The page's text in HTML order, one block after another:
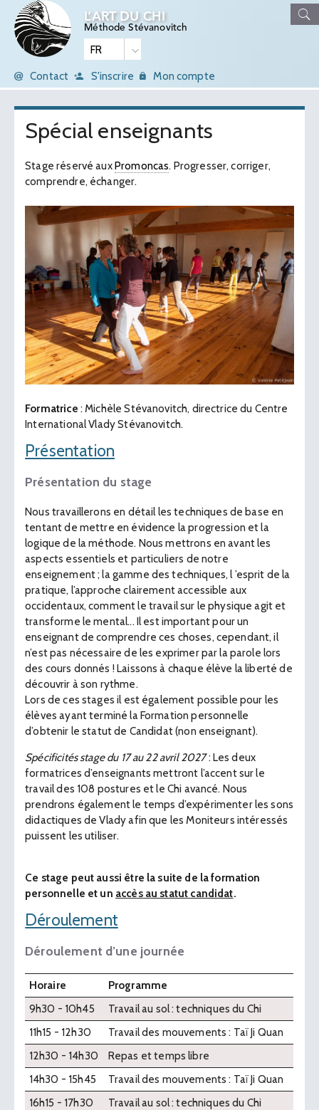
L’ART DU CHI
Méthode Stévanovitch
Contact S'inscrire Mon compte
Spécial enseignants
Stage réservé auxPromoncas. Progresser, corriger,
comprendre, échanger.
Formatrice : Michèle Stévanovitch, directrice du Centre
International Vlady Stévanovitch.
Présentation
Présentation du stage
Nous travaillerons en détail les techniques de base en
tentant de mettre en évidence la progression et la
logique de la méthode. Nous mettrons en avant les
aspects essentiels et particuliers de notre
enseignement ; la gamme des techniques, l ’esprit de la
pratique, l’approche clairement accessible aux
occidentaux, comment le travail sur le physique agit et
transforme le mental... Il est important pour un
enseignant de comprendre ces choses, cependant, il
n’est pas nécessaire de les exprimer par la parole lors
des cours donnés ! Laissons à chaque élève la liberté de
découvrir à son rythme.
Lors de ces stages il est également possible pour les
élèves ayant terminé la Formation personnelle
d’obtenir le statut de Candidat (non enseignant).
Spécificités stage du 17 au 22 avril 2027: Les deux
formatrices d’enseignants mettront l’accent sur le
travail des 108 postures et le Chi avancé. Nous
prendrons également le temps d’expérimenter les sons
didactiques de Vlady afin que les Moniteurs intéressés
puissent les utiliser.
Ce stage peut aussi être la suite de la formation
personnelle et un accès au statut candidat.
Déroulement
Déroulement d’une journée
Horaire
Programme
9h30 - 10h45
Travail au sol : techniques du Chi
11h15 - 12h30
Travail des mouvements : Taï Ji Quan
12h30 - 14h30
Repas et temps libre
14h30 - 15h45
Travail des mouvements : Taï Ji Quan
16h15 - 17h30
Travail au sol : techniques du Chi